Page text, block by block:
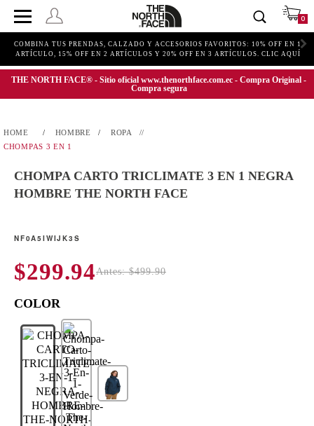
0
COMBINA TUS PRENDAS, CALZADO Y ACCESORIOS FAVORITOS: 10% OFF EN 1
ARTÍCULO, 15% OFF EN 2 ARTÍCULOS Y 20% OFF EN 3 ARTÍCULOS. CLIC AQUÍ
THE NORTH FACE® - Sitio oficial www.thenorthface.com.ec - Compra Original -
Compra segura
HOMBRE
ROPA
CHOMPAS 3 EN 1
CHOMPA CARTO TRICLIMATE 3 EN 1 NEGRA
HOMBRE THE NORTH FACE
NF0A5IWIJK3S
$299.94Antes: $499.90